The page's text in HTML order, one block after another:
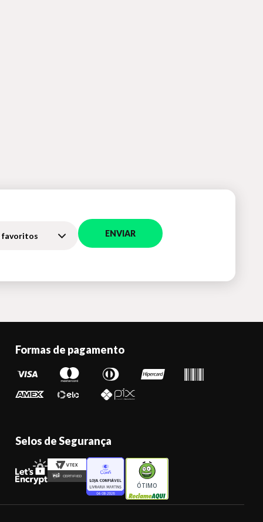
favoritos ENVIAR
Formas de pagamento
Selos de Segurança
ÓTIMO